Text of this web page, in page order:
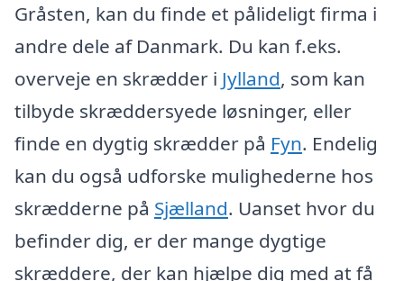
Gråsten, kan du finde et pålideligt firma i
andre dele af Danmark. Du kan f.eks.
overveje en skrædder i Jylland, som kan
tilbyde skræddersyede løsninger, eller
finde en dygtig skrædder på Fyn. Endelig
kan du også udforske mulighederne hos
skrædderne på Sjælland. Uanset hvor du
befinder dig, er der mange dygtige
skræddere, der kan hjælpe dig med at få